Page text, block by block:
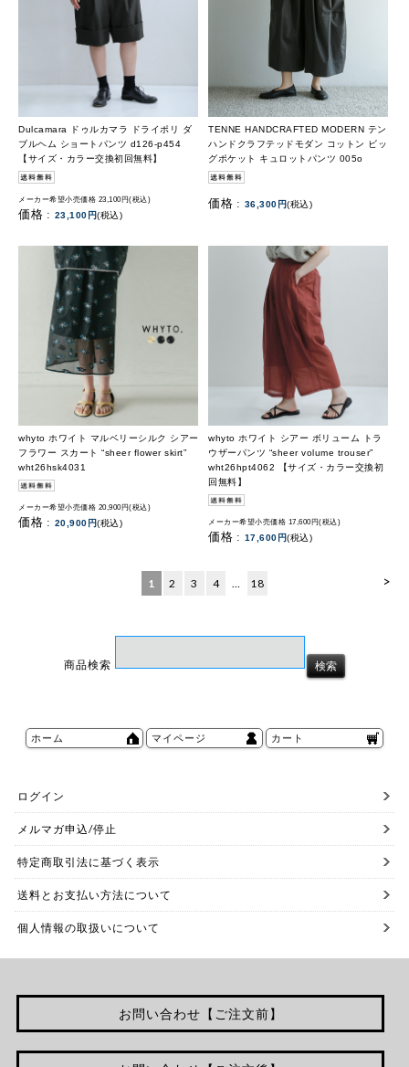
Dulcamara ドゥルカマラ ドライポリ ダ
ブルヘム ショートパンツ d126-p454
【サイズ・カラー交換初回無料】
メーカー希望小売価格 23,100円(税込)
価格 : 23,100円(税込)
TENNE HANDCRAFTED MODERN テン
ハンドクラフテッドモダン コットン ビッ
グポケット キュロットパンツ 005o
価格 : 36,300円(税込)
whyto ホワイト マルベリーシルク シアー
フラワー スカート “sheer flower skirt”
wht26hsk4031
メーカー希望小売価格 20,900円(税込)
価格 : 20,900円(税込)
whyto ホワイト シアー ボリューム トラ
ウザーパンツ “sheer volume trouser”
wht26hpt4062 【サイズ・カラー交換初
回無料】
メーカー希望小売価格 17,600円(税込)
価格 : 17,600円(税込)
>
1 2 3 4 … 18
商品検索
ホーム マイページ カート
ログイン
メルマガ申込/停止
特定商取引法に基づく表示
送料とお支払い方法について
個人情報の取扱いについて
お問い合わせ【ご注文前】